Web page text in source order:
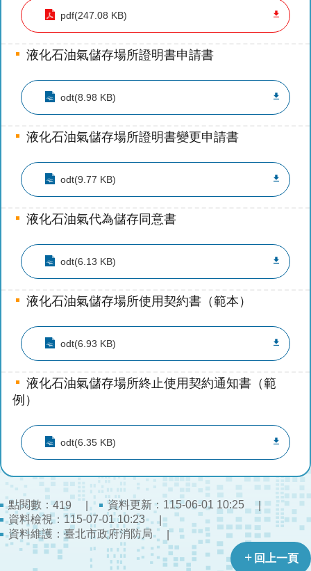
下
專
民
園
政
資
公
開
公
公
開
專
區
計
資
料
影
音
專
區
pdf(247.08 KB)
液化石油氣儲存場所證明書申請書
odt(8.98 KB)
液化石油氣儲存場所證明書變更申請書
odt(9.77 KB)
液化石油氣代為儲存同意書
odt(6.13 KB)
液化石油氣儲存場所使用契約書（範本）
odt(6.93 KB)
液化石油氣儲存場所終止使用契約通知書（範
例）
odt(6.35 KB)
點閱數：419
資料更新：115-06-01 10:25
資料檢視：115-07-01 10:23
資料維護：臺北市政府消防局
回上一頁